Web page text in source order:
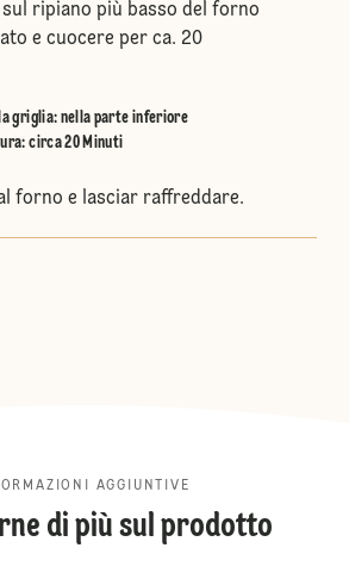
sul ripiano più basso del forno
e cuocere per ca. 20
griglia: nella parte inferiore
circa 20 Minuti
forno e lasciar raffreddare.
AGGIUNTIVE
di più sul prodotto